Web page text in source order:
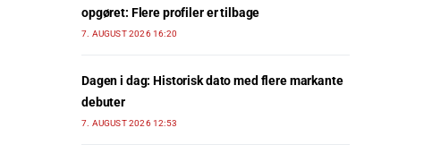
opgøret: Flere profiler er tilbage
7. AUGUST 2026 16:20
Dagen i dag: Historisk dato med flere markante
debuter
7. AUGUST 2026 12:53